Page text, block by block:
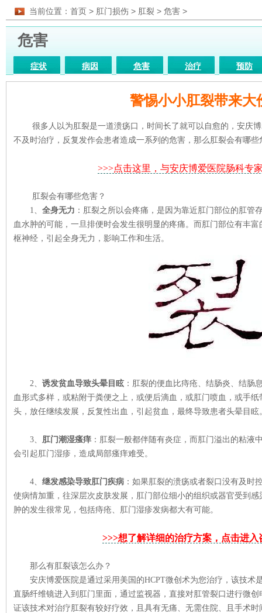
当前位置： 首页 > 肛门损伤 > 肛裂 > 危害 >
危害
症状 病因 危害 治疗 预防
警惕小小肛裂带来大
很多人以为肛裂是一道溃疡口，时间长了就可以自愈的，安庆博
不及时治疗，反复发作会患者造成一系列的危害，那么肛裂会有哪些
>>>点击这里，与安庆博爱医院肠科专
肛裂会有哪些危害？
1、 全身无力 ：肛裂之所以会疼痛，是因为靠近肛门部位的肛管
血水肿的可能，一旦排便时会发生很明显的疼痛。而肛门部位有丰
枢神经，引起全身无力，影响工作和生活。
2、 诱发贫血导致头晕目眩 ：肛裂的便血比痔疮、结肠炎、结肠
血形式多样，或粘附于粪便之上，或便后滴血，或肛门喷血，或手
头，放任继续发展，反复性出血，引起贫血，最终导致患者头晕目眩
3、 肛门潮湿瘙痒 ：肛裂一般都伴随有炎症，而肛门溢出的粘液
会引起肛门湿疹，造成局部瘙痒难受。
4、 继发感染导致肛门疾病 ：如果肛裂的溃疡或者裂口没有及时
使病情加重，往深层次皮肤发展，肛门部位细小的组织或器官受到
肿的发生很常见，包括痔疮、肛门湿疹发病都大有可能。
>>>想了解详细的治疗方案，点击进入
那么有肛裂该怎么办？
安庆博爱医院是通过采用美国的HCPT微创术为您治疗，该技术
直肠纤维镜进入到肛门里面，通过监视器，直接对肛管裂口进行微
证该技术对治疗肛裂有较好疗效，且具有无痛、无需住院、且手术